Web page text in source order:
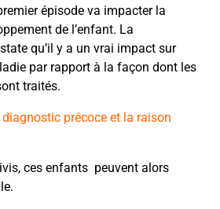
épisode va impacter la
de l’enfant. La
qu’il y a un vrai impact sur
par rapport à la façon dont les
traités.
diagnostic précoce et la raison
ces enfants peuvent alors